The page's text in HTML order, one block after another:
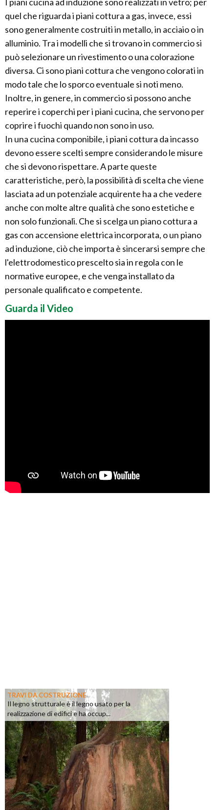
quel che riguarda i piani cottura a gas, invece, essi
sono generalmente costruiti in metallo, in acciaio o in
alluminio. Tra i modelli che si trovano in commercio si
può selezionare un rivestimento o una colorazione
diversa. Ci sono piani cottura che vengono colorati in
modo tale che lo sporco eventuale si noti meno.
Inoltre, in genere, in commercio si possono anche
reperire i coperchi per i piani cucina, che servono per
coprire i fuochi quando non sono in uso.
In una cucina componibile, i piani cottura da incasso
devono essere scelti sempre considerando le misure
che si devono rispettare. A parte queste
caratteristiche, però, la possibilità di scelta che viene
lasciata ad un potenziale acquirente ha a che vedere
anche con molte altre qualità che sono estetiche e
non solo funzionali. Che si scelga un piano cottura a
gas con accensione elettrica incorporata, o un piano
ad induzione, ciò che importa è sincerarsi sempre che
l'elettrodomestico prescelto sia in regola con le
normative europee, e che venga installato da
personale qualificato e competente.
Guarda il Video
TRAVI DA COSTRUZIONE
Il legno strutturale è il legno usato per la
realizzazione di edifici e ha occup...